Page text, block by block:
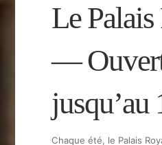
Le
—
jusqu’au
Chaque été, le Palais